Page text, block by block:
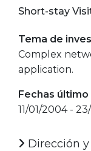
Short-stay
Tema de
Complex
application.
Fechas
11/01/2004 -
Dirección